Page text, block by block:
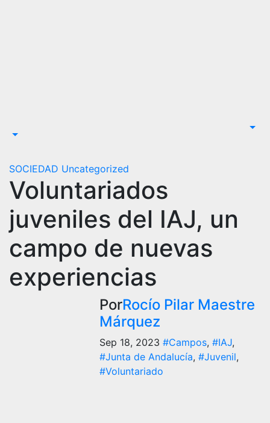
SOCIEDAD Uncategorized
Voluntariados
juveniles del IAJ, un
campo de nuevas
experiencias
PorRocío Pilar Maestre
Márquez
Sep 18, 2023 #Campos, #IAJ,
#Junta de Andalucía, #Juvenil,
#Voluntariado